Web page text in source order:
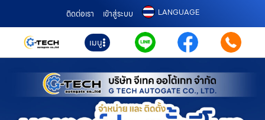
ติดต่อเรา เข้าสู่ระบบ LANGUAGE
เมนู